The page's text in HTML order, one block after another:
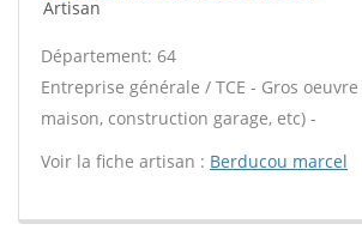
Artisan
Département: 64
Entreprise générale / TCE - Gros
maison, construction garage, etc) -
Voir la fiche artisan : Berducou marcel